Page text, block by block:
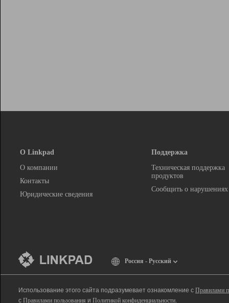
О Linkpad
О компании
Контакты
Юридические сведения
Поддержка
Техническая поддержка
продуктов
Сообщить о нарушениях
Россия - Русский
Использование этого сайта подразумевает ознакомление с Правилами
с Правилами пользования и Политикой конфиденциальности.